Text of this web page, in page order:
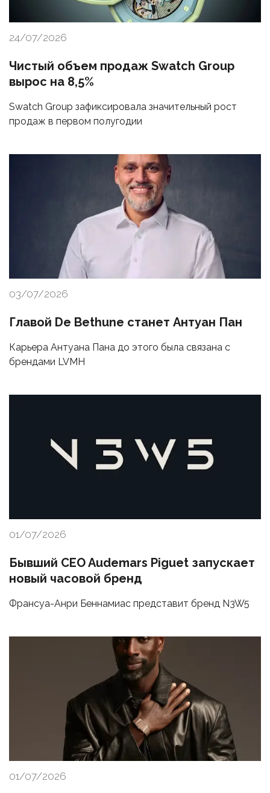
24/07/2026
Чистый объем продаж Swatch Group
вырос на 8,5%
Swatch Group зафиксировала значительный рост
продаж в первом полугодии
03/07/2026
Главой De Bethune станет Антуан Пан
Карьера Антуана Пана до этого была связана с
брендами LVMH
01/07/2026
Бывший CEO Audemars Piguet запускает
новый часовой бренд
Франсуа-Анри Беннамиас представит бренд N3W5
01/07/2026